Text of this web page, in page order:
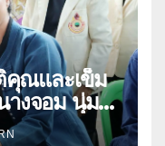
คุณและเข็ม
เภอเมือง